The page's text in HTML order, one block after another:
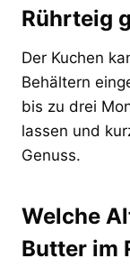
Rührteig
Der Kuchen
Behältern
bis zu drei
lassen und
Genuss.
Welche
Butter im